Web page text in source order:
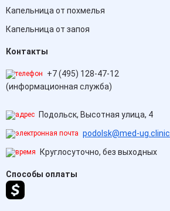
Капельница от похмелья
Капельница от запоя
Контакты
+7 (495) 128-47-12
(информационная служба)
Подольск, Высотная улица, 4
podolsk@med-ug.clinic
Круглосуточно, без выходных
Способы оплаты